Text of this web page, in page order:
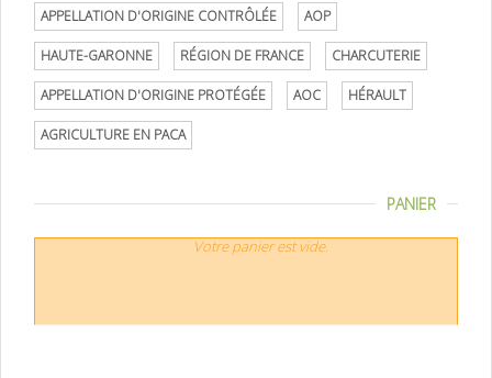
APPELLATION D'ORIGINE CONTRÔLÉE AOP
HAUTE-GARONNE RÉGION DE FRANCE CHARCUTERIE
APPELLATION D'ORIGINE PROTÉGÉE AOC HÉRAULT
AGRICULTURE EN PACA
PANIER
Votre panier est vide.